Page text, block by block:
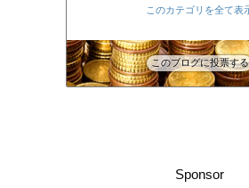
XM口座開設方法2022
FXの自動売買(EA)は本当に勝て
このカテゴリを全て表
このブログに投票する
Sponsor